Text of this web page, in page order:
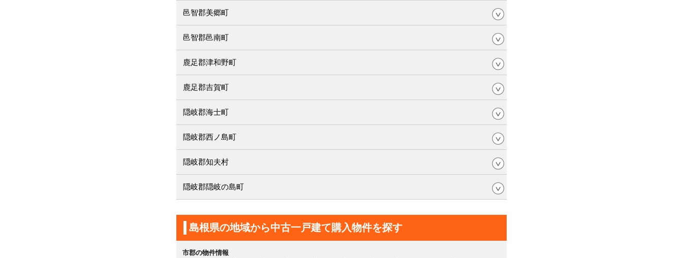
邑智郡美郷町
邑智郡邑南町
鹿足郡津和野町
鹿足郡吉賀町
隠岐郡海士町
隠岐郡西ノ島町
隠岐郡知夫村
隠岐郡隠岐の島町
島根県の地域から中古一戸建て購入物件を探す
市郡の物件情報